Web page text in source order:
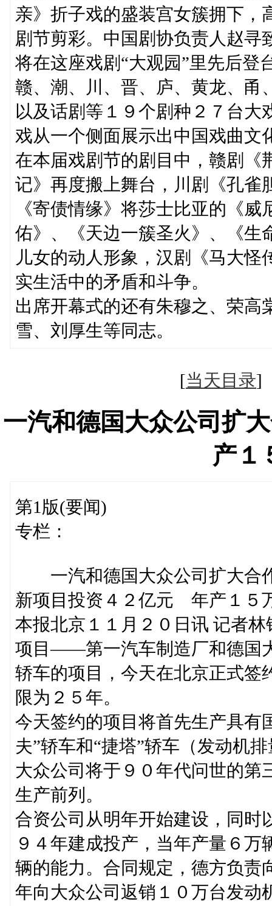
亲》折子戏的盛装宫女簇拥下，
剧节剪彩。中国剧协负责人赵寻
将在这座戏剧“大观园”里先后登
赣、潮、川、晋、庐、黄龙、甬
以及话剧等１９个剧种２７台
戏从一个侧面展示出中国戏曲文
在本届戏剧节的剧目中，赣剧《
记》再度搬上舞台，川剧《孔雀
《寄债情缘》将莎士比亚的《
佑》、《天边一簇圣火》、《生
儿女的动人形象，汉剧《马大
实生活中的矛盾和斗争。
出席开幕式的还有朱穆之、荣高
雪、刘厚生等同志。
[当天目录
一汽和德国大众公司扩
产１
第1版(要闻)
专栏：
一汽和德国大众公司扩大合
新项目投资４２亿元 年产１５
本报北京１１月２０日讯 记者
项目——第一汽车制造厂和德国
轿车的项目，今天在北京正式签
限为２５年。
今天签约的项目将首先生产具有
夫”轿车和“捷塔”轿车（发动机
大众公司将于９０年代问世的第
生产前列。
合资公司从明年开始建设，同时
９４年建成投产，当年产量６
辆的能力。合同规定，德方负责
年向大众公司返销１０万台发动